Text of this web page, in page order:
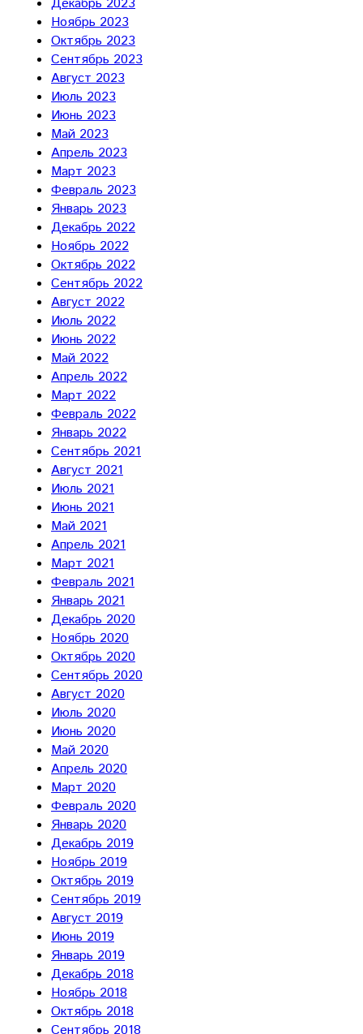
Ноябрь 2023
Октябрь 2023
Сентябрь 2023
Август 2023
Июль 2023
Июнь 2023
Май 2023
Апрель 2023
Март 2023
Февраль 2023
Январь 2023
Декабрь 2022
Ноябрь 2022
Октябрь 2022
Сентябрь 2022
Август 2022
Июль 2022
Июнь 2022
Май 2022
Апрель 2022
Март 2022
Февраль 2022
Январь 2022
Сентябрь 2021
Август 2021
Июль 2021
Июнь 2021
Май 2021
Апрель 2021
Март 2021
Февраль 2021
Январь 2021
Декабрь 2020
Ноябрь 2020
Октябрь 2020
Сентябрь 2020
Август 2020
Июль 2020
Июнь 2020
Май 2020
Апрель 2020
Март 2020
Февраль 2020
Январь 2020
Декабрь 2019
Ноябрь 2019
Октябрь 2019
Сентябрь 2019
Август 2019
Июнь 2019
Январь 2019
Декабрь 2018
Ноябрь 2018
Октябрь 2018